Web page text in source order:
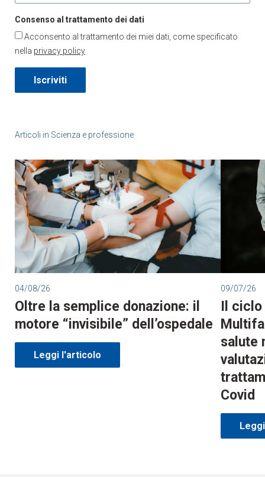
Consenso al trattamento dei dati
Acconsento al trattamento dei miei dati, come specificato
nella privacy policy
Iscriviti
Articoli in Scienza e professione
04/08/26
Oltre la semplice donazione: il
motore “invisibile” dell’ospedale
Leggi l'articolo
09/07/26
Il ciclo
salute
Covid